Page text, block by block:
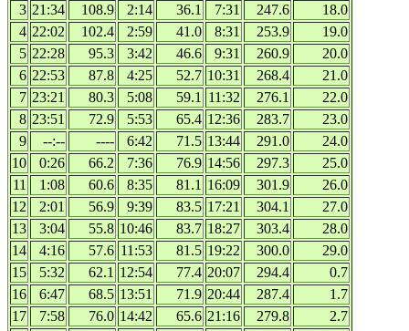
3 21:34 108.9 2:14 36.1 7:31 247.6
18.0
4 22:02 102.4 2:59 41.0 8:31 253.9
19.0
5 22:28 95.3 3:42 46.6 9:31 260.9
20.0
6 22:53 87.8 4:25 52.7 10:31 268.4
21.0
7 23:21 80.3 5:08 59.1 11:32 276.1
22.0
8 23:51 72.9 5:53 65.4 12:36 283.7
23.0
9
--:-- ---- 6:42 71.5 13:44 291.0
24.0
10
0:26 66.2 7:36 76.9 14:56 297.3
25.0
11
1:08 60.6 8:35 81.1 16:09 301.9
26.0
12
2:01 56.9 9:39 83.5 17:21 304.1
27.0
13
3:04 55.8 10:46 83.7 18:27 303.4
28.0
14
4:16 57.6 11:53 81.5 19:22 300.0
29.0
15
5:32 62.1 12:54 77.4 20:07 294.4
0.7
16
6:47 68.5 13:51 71.9 20:44 287.4
1.7
17
7:58 76.0 14:42 65.6 21:16 279.8
2.7